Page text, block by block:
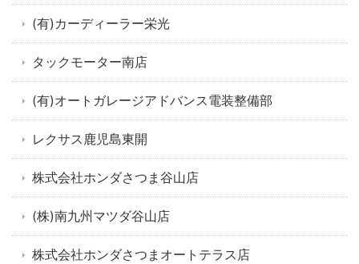
(有)カーディーラー栄光
タックモーター南店
(有)オートガレージアドバンス電装整備部
レクサス鹿児島東開
株式会社ホンダさつま谷山店
(株)南九州マツダ谷山店
株式会社ホンダさつまオートテラス店